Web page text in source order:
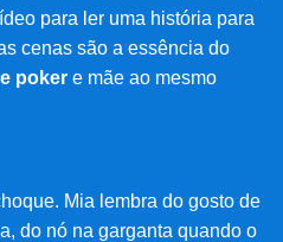
para ler uma história para
cenas são a essência do
poker e mãe ao mesmo
Mia lembra do gosto de
do nó na garganta quando o